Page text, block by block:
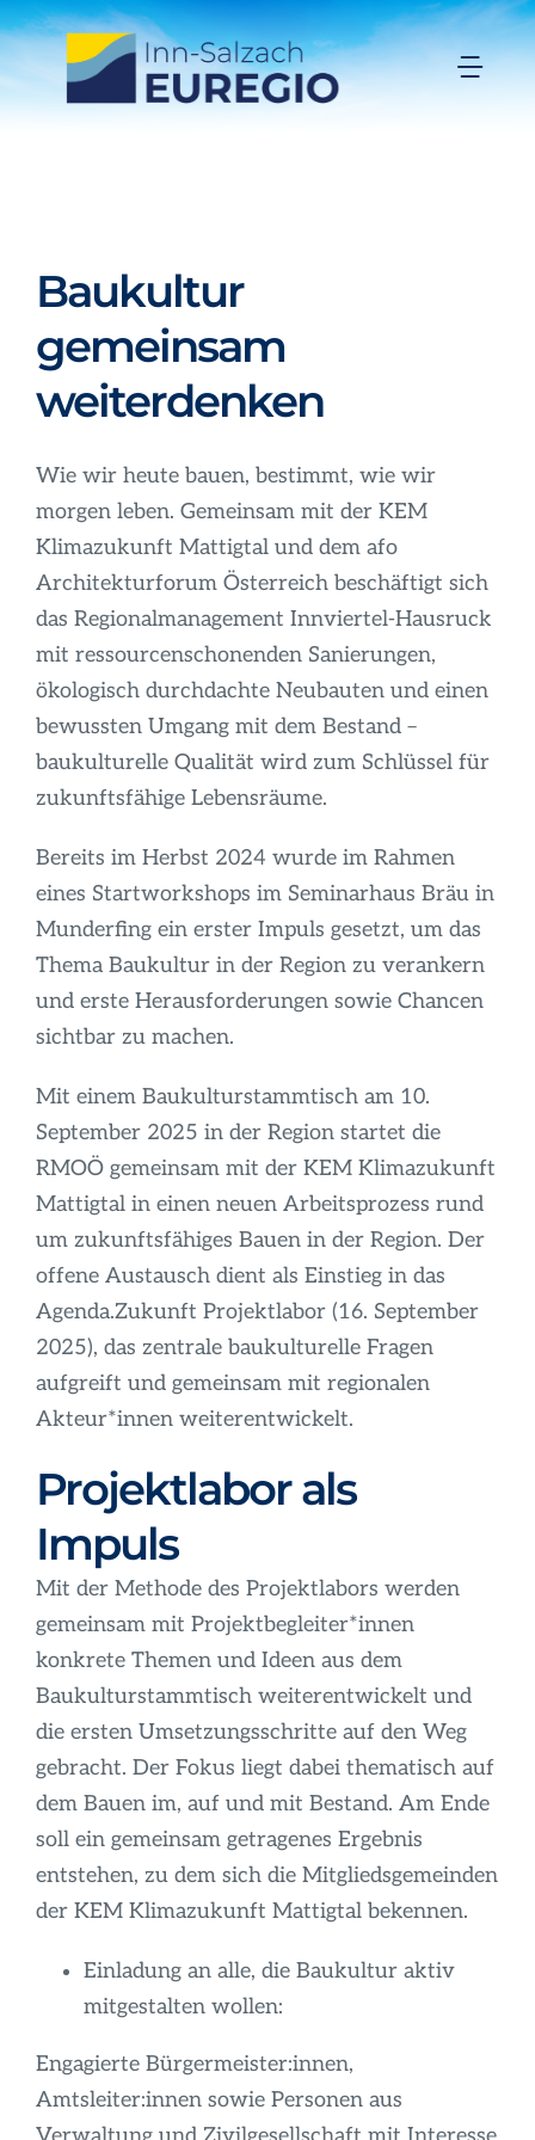
Zum
Inhalt
springen
Projekte
Förderungen
Organisation
Infos
Baukultur
gemeinsam
weiterdenken
Wie wir heute bauen, bestimmt, wie wir
morgen leben. Gemeinsam mit der KEM
Klimazukunft Mattigtal und dem afo
Architekturforum Österreich beschäftigt sich
das Regionalmanagement Innviertel-Hausruck
mit ressourcenschonenden Sanierungen,
ökologisch durchdachte Neubauten und einen
bewussten Umgang mit dem Bestand –
baukulturelle Qualität wird zum Schlüssel für
zukunftsfähige Lebensräume.
Bereits im Herbst 2024 wurde im Rahmen
eines Startworkshops im Seminarhaus Bräu in
Munderfing ein erster Impuls gesetzt, um das
Thema Baukultur in der Region zu verankern
und erste Herausforderungen sowie Chancen
sichtbar zu machen.
Mit einem Baukulturstammtisch am 10.
September 2025 in der Region startet die
RMOÖ gemeinsam mit der KEM Klimazukunft
Mattigtal in einen neuen Arbeitsprozess rund
um zukunftsfähiges Bauen in der Region. Der
offene Austausch dient als Einstieg in das
Agenda.Zukunft Projektlabor (16. September
2025), das zentrale baukulturelle Fragen
aufgreift und gemeinsam mit regionalen
Akteur*innen weiterentwickelt.
Projektlabor als
Impuls
Mit der Methode des Projektlabors werden
gemeinsam mit Projektbegleiter*innen
konkrete Themen und Ideen aus dem
Baukulturstammtisch weiterentwickelt und
die ersten Umsetzungsschritte auf den Weg
gebracht. Der Fokus liegt dabei thematisch auf
dem Bauen im, auf und mit Bestand. Am Ende
soll ein gemeinsam getragenes Ergebnis
entstehen, zu dem sich die Mitgliedsgemeinden
der KEM Klimazukunft Mattigtal bekennen.
Einladung an alle, die Baukultur aktiv
mitgestalten wollen:
Engagierte Bürgermeister:innen,
Amtsleiter:innen sowie Personen aus